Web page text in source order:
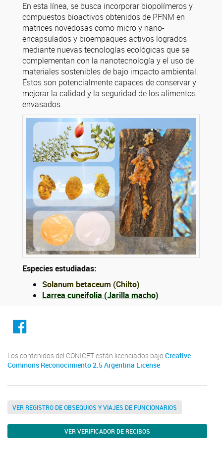
En esta línea, se busca incorporar biopolímeros y
compuestos bioactivos obtenidos de PFNM en
matrices novedosas como micro y nano-
encapsulados y bioempaques activos logrados
mediante nuevas tecnologías ecológicas que se
complementan con la nanotecnología y el uso de
materiales sostenibles de bajo impacto ambiental.
Éstos son potencialmente capaces de conservar y
mejorar la calidad y la seguridad de los alimentos
envasados.
Especies estudiadas:
Solanum betaceum (Chilto)
Larrea cuneifolia (Jarilla macho)
facebook
Los contenidos del CONICET están licenciados bajo Creative
Commons Reconocimiento 2.5 Argentina License
VER REGISTRO DE OBSEQUIOS Y VIAJES DE FUNCIONARIOS
VER VERIFICADOR DE RECIBOS